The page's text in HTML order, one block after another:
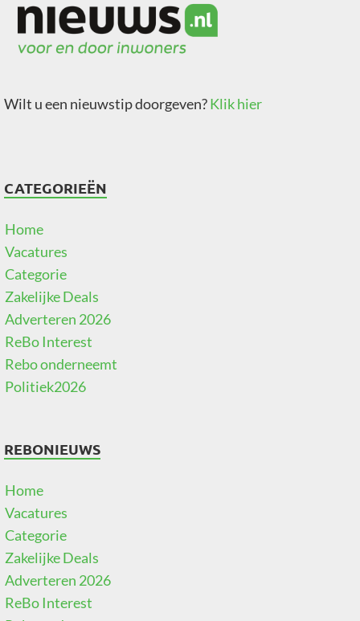
Wilt u een nieuwstip doorgeven?Klik hier
CATEGORIEËN
Home
Vacatures
Categorie
Zakelijke Deals
Adverteren 2026
ReBo Interest
Rebo onderneemt
Politiek2026
REBONIEUWS
Home
Vacatures
Categorie
Zakelijke Deals
Adverteren 2026
ReBo Interest